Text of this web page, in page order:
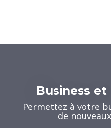
Business
Permettez à votre
de